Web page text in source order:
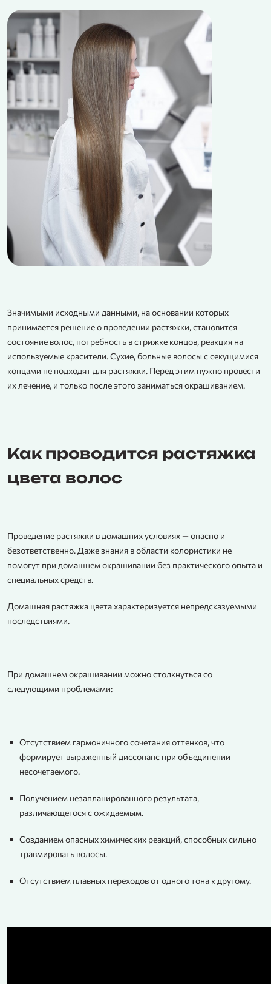
Значимыми исходными данными, на основании которых
принимается решение о проведении растяжки, становится
состояние волос, потребность в стрижке концов, реакция на
используемые красители. Сухие, больные волосы с секущимися
концами не подходят для растяжки. Перед этим нужно провести
их лечение, и только после этого заниматься окрашиванием.
Как проводится растяжка
цвета волос
Проведение растяжки в домашних условиях — опасно и
безответственно. Даже знания в области колористики не
помогут при домашнем окрашивании без практического опыта и
специальных средств.
Домашняя растяжка цвета характеризуется непредсказуемыми
последствиями.
При домашнем окрашивании можно столкнуться со
следующими проблемами:
Отсутствием гармоничного сочетания оттенков, что
формирует выраженный диссонанс при объединении
несочетаемого.
Получением незапланированного результата,
различающегося с ожидаемым.
Созданием опасных химических реакций, способных сильно
травмировать волосы.
Отсутствием плавных переходов от одного тона к другому.